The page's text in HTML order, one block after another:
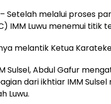
– Setelah melalui proses
IMM Luwu menemui titik
melantik Ketua
Sulsel, Abdul Gafur
dari ikhtiar IMM
Luwu.